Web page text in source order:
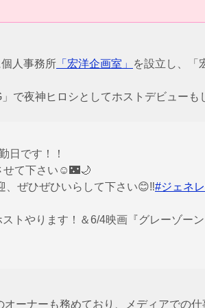
人事務所 「宏洋企画室」 を設立し、「
で夜神ヒロシとしてホストデビューも
日です！！
せて下さい☺️🌃🌙
、ぜひぜひいらして下さい😊‼️#ジェネ
トやります！＆6/4映画『グレーゾー
ーナーも務めており、メディアでの